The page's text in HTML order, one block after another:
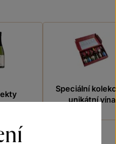
Speciální
unikátní vína